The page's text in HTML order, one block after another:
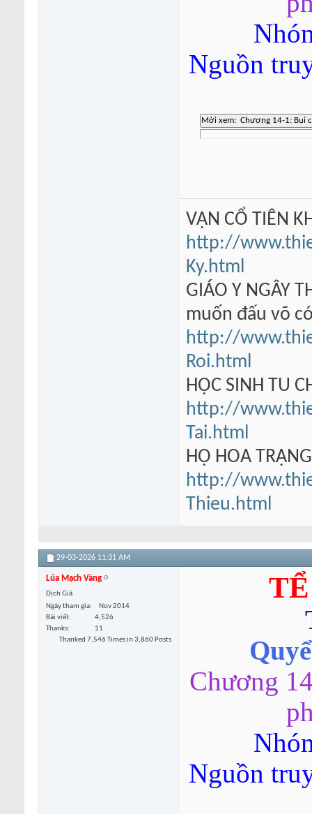
Nguồn
VẠN CỔ TIÊN
http://
Ky.html
GIÁO Y NGÂY
muốn đấu võ
http://
Roi.html
HỌC SINH TU
http://
Tai.html
HỘ HOA
http://
Thieu.html
29-03-2026 11:31 AM
Lúa Mạch Vàng
Dịch Giả
Ngày tham gia
Nov 2014
Bài viết
4,526
Thanks
11
Thanked 7,546 Times in 3,860 Posts
Chương
Nguồn